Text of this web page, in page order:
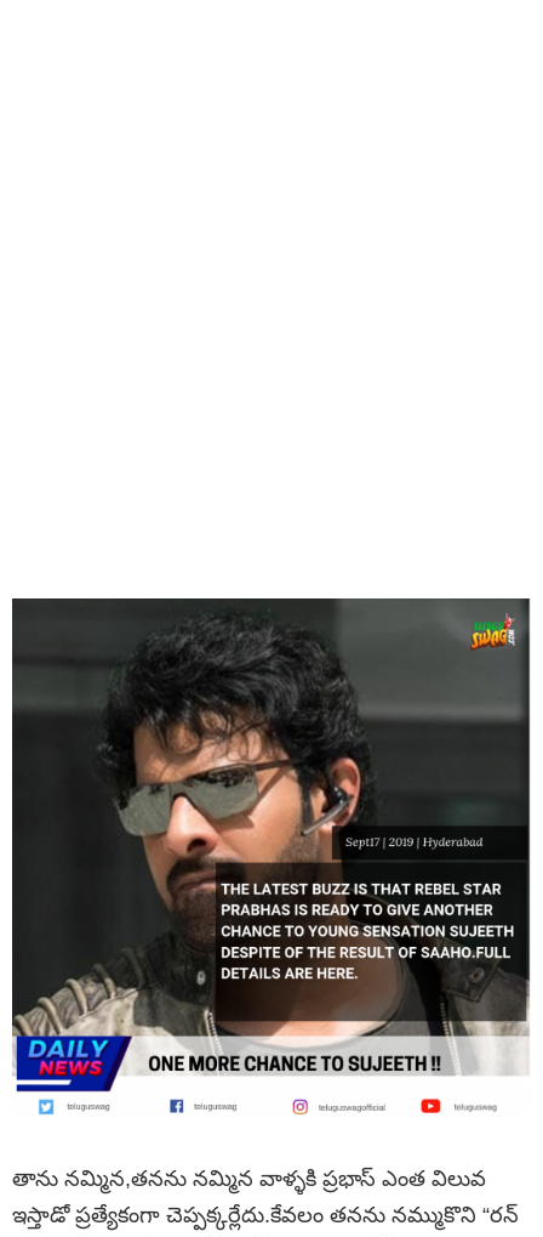
తాను నమ్మిన,తనను నమ్మిన వాళ్ళకి ప్రభాస్ ఎంత విలువ
ఇస్తాడో ప్రత్యేకంగా చెప్పక్కర్లేదు.కేవలం తనను నమ్ముకొని “రన్